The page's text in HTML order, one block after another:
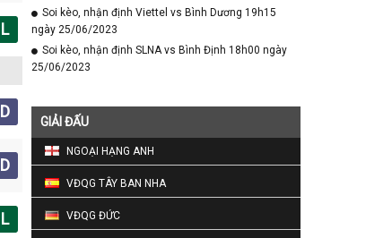
L
D
D
L
Soi kèo, nhận định Viettel vs Bình Dương 19h15
ngày 25/06/2023
Soi kèo, nhận định SLNA vs Bình Định 18h00 ngày
25/06/2023
GIẢI ĐẤU
NGOẠI HẠNG ANH
VĐQG TÂY BAN NHA
VĐQG ĐỨC